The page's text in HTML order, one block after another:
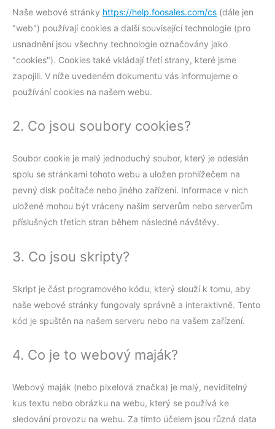
Naše webové stránky https://help.foosales.com/cs (dále jen
"web") používají cookies a další související technologie (pro
usnadnění jsou všechny technologie označovány jako
"cookies"). Cookies také vkládají třetí strany, které jsme
zapojili. V níže uvedeném dokumentu vás informujeme o
používání cookies na našem webu.
2. Co jsou soubory cookies?
Soubor cookie je malý jednoduchý soubor, který je odeslán
spolu se stránkami tohoto webu a uložen prohlížečem na
pevný disk počítače nebo jiného zařízení. Informace v nich
uložené mohou být vráceny našim serverům nebo serverům
příslušných třetích stran během následné návštěvy.
3. Co jsou skripty?
Skript je část programového kódu, který slouží k tomu, aby
naše webové stránky fungovaly správně a interaktivně. Tento
kód je spuštěn na našem serveru nebo na vašem zařízení.
4. Co je to webový maják?
Webový maják (nebo pixelová značka) je malý, neviditelný
kus textu nebo obrázku na webu, který se používá ke
sledování provozu na webu. Za tímto účelem jsou různá data